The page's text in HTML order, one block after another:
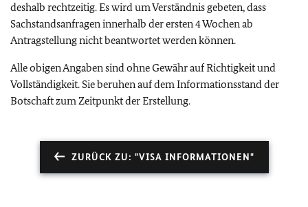
deshalb rechtzeitig. Es wird um Verständnis gebeten, dass
Sachstandsanfragen innerhalb der ersten 4 Wochen ab
Antragstellung nicht beantwortet werden können.
Alle obigen Angaben sind ohne Gewähr auf Richtigkeit und
Vollständigkeit. Sie beruhen auf dem Informationsstand der
Botschaft zum Zeitpunkt der Erstellung.
ZURÜCK ZU: "VISA INFORMATIONEN"